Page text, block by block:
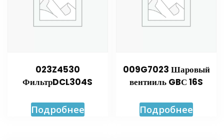
023Z4530
ФильтрDCL304S
Подробнее
009G7023 Шаровый
вентииль GBС 16S
Подробнее